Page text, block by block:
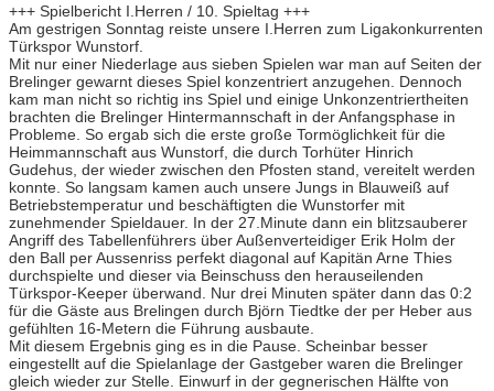
+++ Spielbericht I.Herren / 10. Spieltag +++
Am gestrigen Sonntag reiste unsere I.Herren zum Ligakonkurrenten
Türkspor Wunstorf.
Mit nur einer Niederlage aus sieben Spielen war man auf Seiten der
Brelinger gewarnt dieses Spiel konzentriert anzugehen. Dennoch
kam man nicht so richtig ins Spiel und einige Unkonzentriertheiten
brachten die Brelinger Hintermannschaft in der Anfangsphase in
Probleme. So ergab sich die erste große Tormöglichkeit für die
Heimmannschaft aus Wunstorf, die durch Torhüter Hinrich
Gudehus, der wieder zwischen den Pfosten stand, vereitelt werden
konnte. So langsam kamen auch unsere Jungs in Blauweiß auf
Betriebstemperatur und beschäftigten die Wunstorfer mit
zunehmender Spieldauer. In der 27.Minute dann ein blitzsauberer
Angriff des Tabellenführers über Außenverteidiger Erik Holm der
den Ball per Aussenriss perfekt diagonal auf Kapitän Arne Thies
durchspielte und dieser via Beinschuss den herauseilenden
Türkspor-Keeper überwand. Nur drei Minuten später dann das 0:2
für die Gäste aus Brelingen durch Björn Tiedtke der per Heber aus
gefühlten 16-Metern die Führung ausbaute.
Mit diesem Ergebnis ging es in die Pause. Scheinbar besser
eingestellt auf die Spielanlage der Gastgeber waren die Brelinger
gleich wieder zur Stelle. Einwurf in der gegnerischen Hälfte von